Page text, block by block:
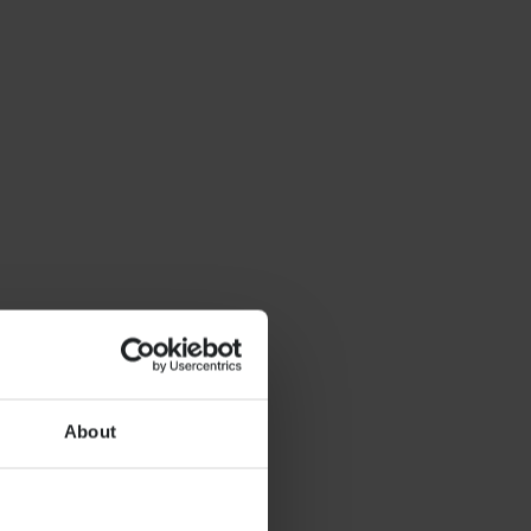
About